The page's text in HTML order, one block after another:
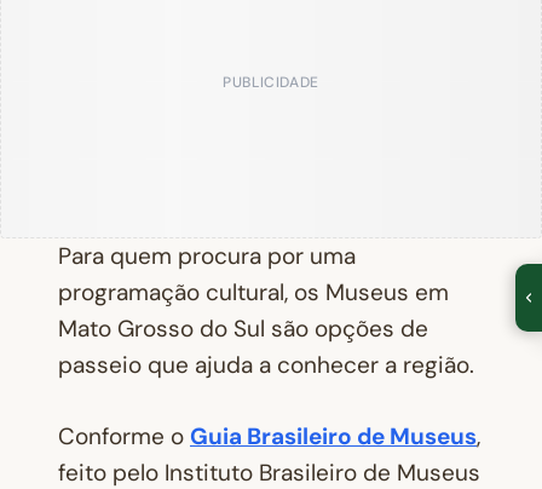
PUBLICIDADE
Para quem procura por uma
programação cultural, os Museus em
Mato Grosso do Sul são opções de
passeio que ajuda a conhecer a região.
Conforme o Guia Brasileiro de Museus,
feito pelo Instituto Brasileiro de Museus